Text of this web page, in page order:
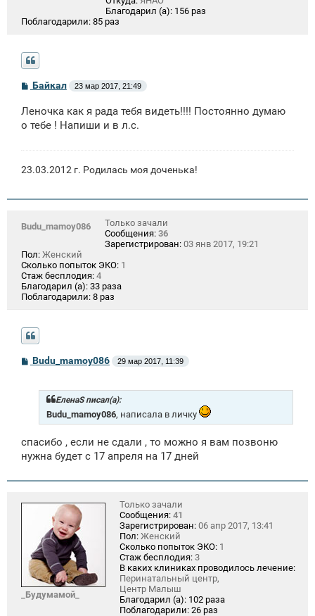
Благодарил (а): 156 раз
Поблагодарили: 85 раз
С
б
щ
Байкал 23 мар 2017, 21:49
Леночка как я рада тебя видеть!!!! Постоянно думаю
о тебе ! Напиши и в л.с.
23.03.2012 г. Родилась моя доченька!
Budu_mamoy086
Только зачали
Сообщения: 36
Зарегистрирован: 03 янв 2017, 19:21
Пол: Женский
Сколько попыток ЭКО: 1
Стаж бесплодия: 4
Благодарил (а): 33 раза
Поблагодарили: 8 раз
С
е
Budu_mamoy086 29 мар 2017, 11:39
ЕленаS писал(а):
Budu_mamoy086, написала в личку
спасибо , если не сдали , то можно я вам позвоню
нужна будет с 17 апреля на 17 дней
_Будумамой_
Только зачали
Сообщения: 41
Зарегистрирован: 06 апр 2017, 13:41
Пол: Женский
Сколько попыток ЭКО: 1
Стаж бесплодия: 3
В каких клиниках проводилось лечение:
Перинатальный центр,
Центр Малыш
Благодарил (а): 102 раза
Поблагодарили: 26 раз